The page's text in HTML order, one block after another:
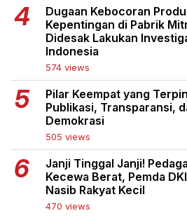
Dugaan Kebocoran
Kepentingan di Pabrik
Didesak Lakukan
Indonesia
574 views
Pilar Keempat yang
Publikasi, Transparansi,
Demokrasi
505 views
Janji Tinggal Janji!
Kecewa Berat, Pemda
Nasib Rakyat Kecil
470 views